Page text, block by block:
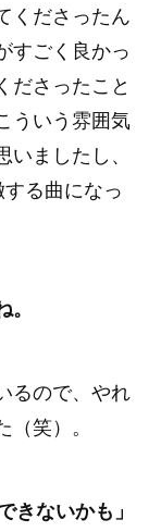
くださったん
すごく良かっ
ださったこと
ういう雰囲気
ましたし、
る曲になっ
るので、やれ
笑）。
きないかも」